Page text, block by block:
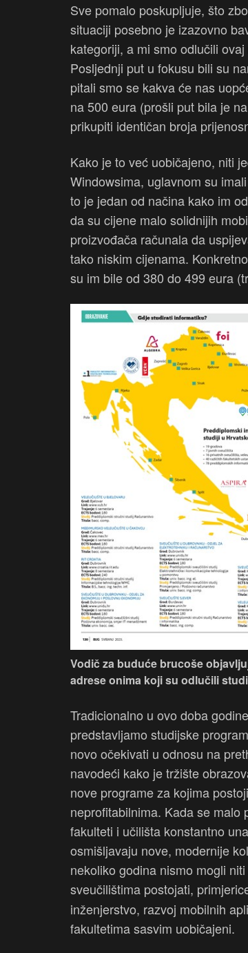
Sve pomalo poskupljuje, što
situaciji posebno je izazovno
kategoriji, a mi smo odlučili
Posljednji put u fokusu bili su
pitali smo se kakva će nas
na 500 eura (prošli put bila je
prikupiti identičan broja
Kako je to već uobičajeno, niti
Windowsima, uglavnom su
to je jedan od načina kako im
da su cijene malo solidnijih
proizvođača računala da
tako niskim cijenama.
su im bile od 380 do 499 eura
Vodič za buduće brucoše
adrese onima koji su odlučili
Tradicionalno u ovo doba
predstavljamo studijske
novo očekivati u odnosu na
navodeći kako je tržište
nove programe za kojima
neprofitabilnima. Kada se
fakulteti i učilišta konstantno
osmišljavaju nove, modernije
nekoliko godina nismo mogli
sveučilištima postojati,
inženjerstvo, razvoj mobilnih
fakultetima sasvim uobičajeni.